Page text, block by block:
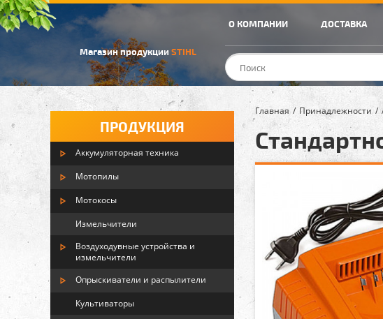
Магазин продукции STIHL
О КОМПАНИИ ДОСТАВКА
ПРОДУКЦИЯ
Аккумуляторная техника
Мотопилы
Мотокосы
Измельчители
Воздуходувные устройства и
измельчители
Опрыскиватели и распылители
Культиваторы
Главная Принадлежности